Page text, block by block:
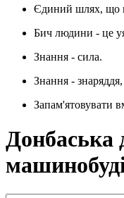
Єдиний шлях, що
Бич людини - це
Знання - сила.
Знання - знаряддя,
Запам'ятовувати
Донбаська